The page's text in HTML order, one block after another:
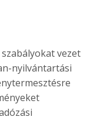
vezet
nyilvántartási